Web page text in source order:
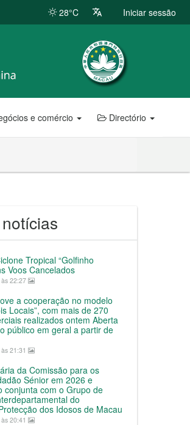
28°C Iniciar sessão
e comércio Directório
Tropical “Golfinho
Voos Cancelados
22:27
a cooperação no modelo
Locais”, com mais de 270
realizados ontem Aberta
público em geral a partir de
21:31
da Comissão para os
Sénior em 2026 e
conjunta com o Grupo de
do
dos Idosos de Macau
20:41